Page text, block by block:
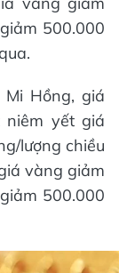
500.000
Hồng, giá
niêm yết giá
lượng chiều
vàng giảm
500.000